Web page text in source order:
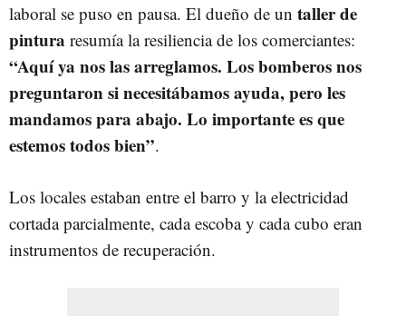
laboral se puso en pausa. El dueño de un taller de
pintura resumía la resiliencia de los comerciantes:
“Aquí ya nos las arreglamos. Los bomberos nos
preguntaron si necesitábamos ayuda, pero les
mandamos para abajo. Lo importante es que
estemos todos bien”.
Los locales estaban entre el barro y la electricidad
cortada parcialmente, cada escoba y cada cubo eran
instrumentos de recuperación.